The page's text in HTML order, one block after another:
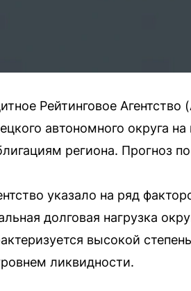
Рейтинговое
автономного округа
региона. Прогноз
указало на ряд
долговая нагрузка
высокой
ликвидности.